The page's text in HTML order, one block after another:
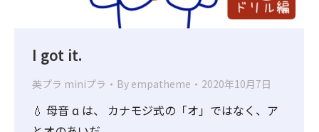
I got it.
英プラ miniプラ By empatheme 2020年10月7日
💧 母音 ɑ は、 カナモジ式の「オ」ではなく、ア